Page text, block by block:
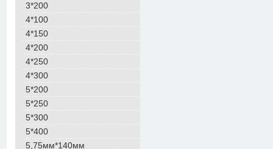
3*200
4*100
4*150
4*200
4*250
4*300
5*200
5*250
5*300
5*400
5,75мм*140мм